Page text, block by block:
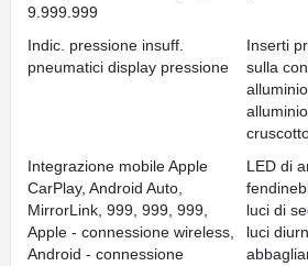
9.999.999
Indic. pressione insuff.
pneumatici display pressione
Inserti
sulla
Integrazione mobile Apple
CarPlay, Android Auto,
MirrorLink, 999, 999, 999,
Apple - connessione wireless,
Android - connessione
LED di
luci di
luci